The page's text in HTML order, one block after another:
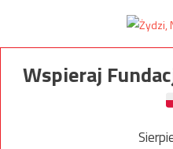
Wspieraj